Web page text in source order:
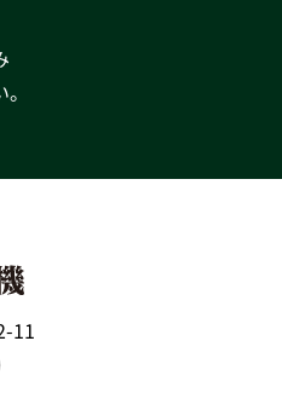
11